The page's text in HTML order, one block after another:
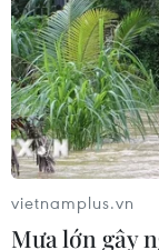
09/08/2026 06:20
Trung Quốc
triển ngành
09/08/2026 05:12
vietnamplus.vn
Mưa lớn gây